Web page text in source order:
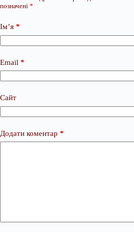
позначені *
Ім’я *
Email *
Сайт
Додати коментар *